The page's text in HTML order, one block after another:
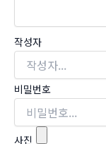
작성자
비밀번호
사진